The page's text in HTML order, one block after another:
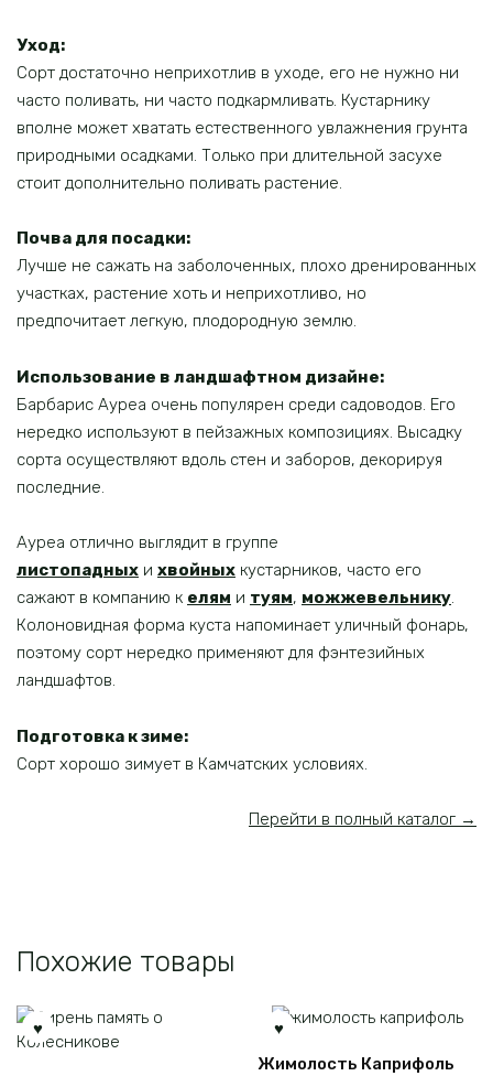
Уход:
Сорт достаточно неприхотлив в уходе, его не нужно ни
часто поливать, ни часто подкармливать. Кустарнику
вполне может хватать естественного увлажнения грунта
природными осадками. Только при длительной засухе
стоит дополнительно поливать растение.
Почва для посадки:
Лучше не сажать на заболоченных, плохо дренированных
участках, растение хоть и неприхотливо, но
предпочитает легкую, плодородную землю.
Использование в ландшафтном дизайне:
Барбарис Ауреа очень популярен среди садоводов. Его
нередко используют в пейзажных композициях. Высадку
сорта осуществляют вдоль стен и заборов, декорируя
последние.
Ауреа отлично выглядит в группе
листопадных и хвойных кустарников, часто его
сажают в компанию к елям и туям, можжевельнику.
Колоновидная форма куста напоминает уличный фонарь,
поэтому сорт нередко применяют для фэнтезийных
ландшафтов.
Подготовка к зиме:
Сорт хорошо зимует в Камчатских условиях.
Перейти в полный каталог →
Похожие товары
Жимолость Каприфоль